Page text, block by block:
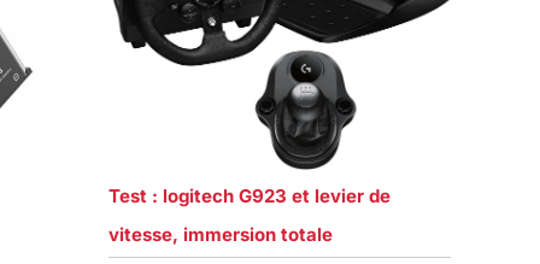
Test : logitech G923 et levier de
vitesse, immersion totale